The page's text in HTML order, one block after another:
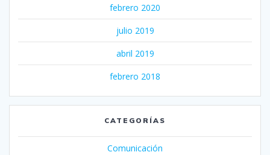
febrero 2020
julio 2019
abril 2019
febrero 2018
CATEGORÍAS
Comunicación